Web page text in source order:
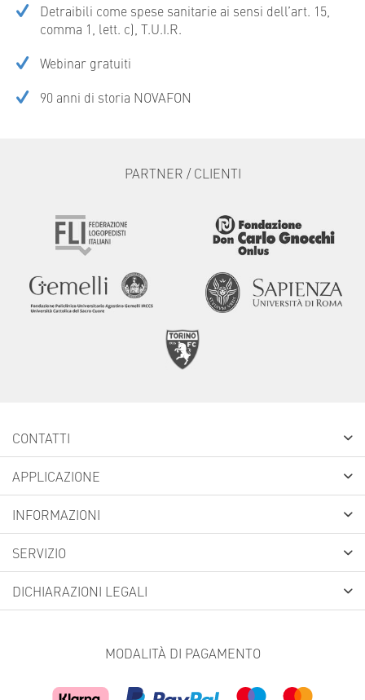
Detraibili come spese sanitarie ai sensi dell’art. 15,
comma 1, lett. c), T.U.I.R.
Webinar gratuiti
90 anni di storia NOVAFON
PARTNER / CLIENTI
CONTATTI
APPLICAZIONE
INFORMAZIONI
SERVIZIO
DICHIARAZIONI LEGALI
MODALITÀ DI PAGAMENTO